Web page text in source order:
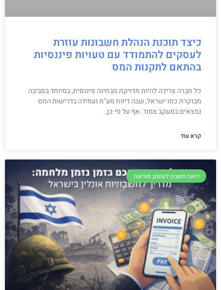
כיצד תוכנת הנהלת חשבונות עוזרת
לעסקים להתמודד עם טעויות פיננסיות
בהתאם לתקנות המס
כל חברה צריכה להיות מדויקת מבחינה פיננסית, במיוחד בסביבה
מבוקרת כמו ישראל, שבה דיווח מע"מ ועמידה בדרישות המס
נמצאים במעקב צמוד. אף על פי כן,
קרא עוד
רואה חשבון לעוסק מורשה